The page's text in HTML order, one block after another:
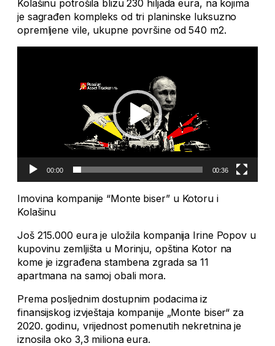
Kolašinu potrošila blizu 230 hiljada eura, na kojima
je sagrađen kompleks od tri planinske luksuzno
opremljene vile, ukupne površine od 540 m2.
00:00 00:36
Imovina kompanije “Monte biser” u Kotoru i
Kolašinu
Još 215.000 eura je uložila kompanija Irine Popov u
kupovinu zemljišta u Morinju, opština Kotor na
kome je izgrađena stambena zgrada sa 11
apartmana na samoj obali mora.
Prema posljednim dostupnim podacima iz
finansijskog izvještaja kompanije „Monte biser“ za
2020. godinu, vrijednost pomenutih nekretnina je
iznosila oko 3,3 miliona eura.